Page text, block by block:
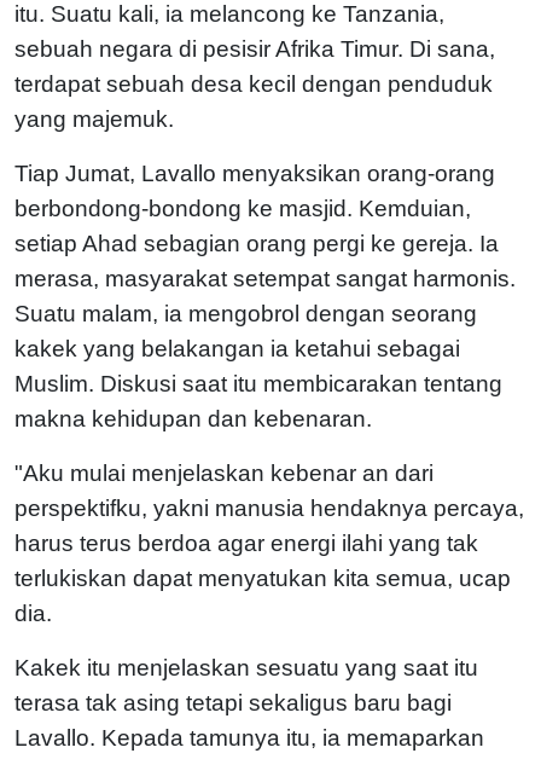
itu. Suatu kali, ia melancong ke Tanzania,
sebuah negara di pesisir Afrika Timur. Di sana,
terdapat sebuah desa kecil dengan penduduk
yang majemuk.
Tiap Jumat, Lavallo menyaksikan orang-orang
berbondong-bondong ke masjid. Kemduian,
setiap Ahad sebagian orang pergi ke gereja. Ia
merasa, masyarakat setempat sangat harmonis.
Suatu malam, ia mengobrol dengan seorang
kakek yang belakangan ia ketahui sebagai
Muslim. Diskusi saat itu membicarakan tentang
makna kehidupan dan kebenaran.
"Aku mulai menjelaskan kebenar an dari
perspektifku, yakni manusia hendaknya percaya,
harus terus berdoa agar energi ilahi yang tak
terlukiskan dapat menyatukan kita semua, ucap
dia.
Kakek itu menjelaskan sesuatu yang saat itu
terasa tak asing tetapi sekaligus baru bagi
Lavallo. Kepada tamunya itu, ia memaparkan